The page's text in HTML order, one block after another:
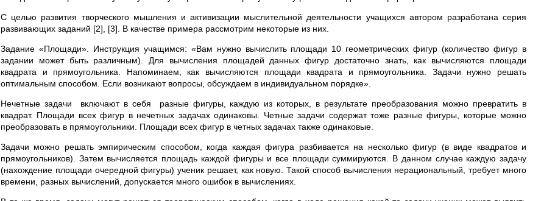
С целью развития творческого мышления и активизации мыслительной деятельности учащихся автором разработана серия
развивающих заданий [2], [3]. В качестве примера рассмотрим некоторые из них.
Задание «Площади». Инструкция учащимся: «Вам нужно вычислить площади 10 геометрических фигур (количество фигур в
задании может быть различным). Для вычисления площадей данных фигур достаточно знать, как вычисляются площади
квадрата и прямоугольника. Напоминаем, как вычисляются площади квадрата и прямоугольника. Задачи нужно решать
оптимальным способом. Если возникают вопросы, обсуждаем в индивидуальном порядке».
Нечетные задачи включают в себя разные фигуры, каждую из которых, в результате преобразования можно превратить в
квадрат. Площади всех фигур в нечетных задачах одинаковы. Четные задачи содержат тоже разные фигуры, которые можно
преобразовать в прямоугольники. Площади всех фигур в четных задачах также одинаковые.
Задачи можно решать эмпирическим способом, когда каждая фигура разбивается на несколько фигур (в виде квадратов и
прямоугольников). Затем вычисляется площадь каждой фигуры и все площади суммируются. В данном случае каждую задачу
(нахождение площади очередной фигуры) ученик решает, как новую. Такой способ вычисления нерациональный, требует много
времени, разных вычислений, допускается много ошибок в вычислениях.